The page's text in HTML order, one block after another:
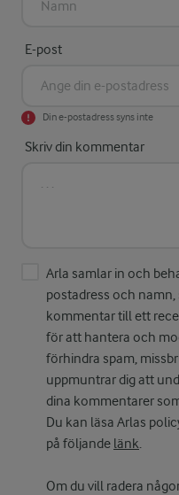
E-post
Din e-postadress syns inte
Skriv din kommentar
Arla samlar in och
postadress och
kommentar till ett
för att hantera och
förhindra spam,
uppmuntrar dig att
dina kommentarer
Du kan läsa Arlas
på följande länk.
Om du vill radera